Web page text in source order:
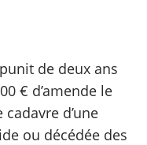
de deux ans
€ d’amende le
d’une
ou décédée des